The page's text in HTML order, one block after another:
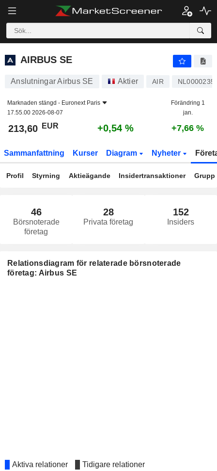
AIRBUS SE
AIRBUS SE
Anslutningar Airbus SE Aktier AIR
Marknaden stängd - Euronext Paris
17.55.00 2026-08-07
Förändring 1
jan.
213,60 EUR +0,54 % +7,66 %
Sammanfattning Kurser Diagram Nyheter
Profil Styrning Aktieägande Insidertransaktioner Grupp
46
Börsnoterade
företag
28
Privata företag
152
Insiders
Relationsdiagram för relaterade börsnoterade
företag: Airbus SE
Aktiva relationer Tidigare relationer